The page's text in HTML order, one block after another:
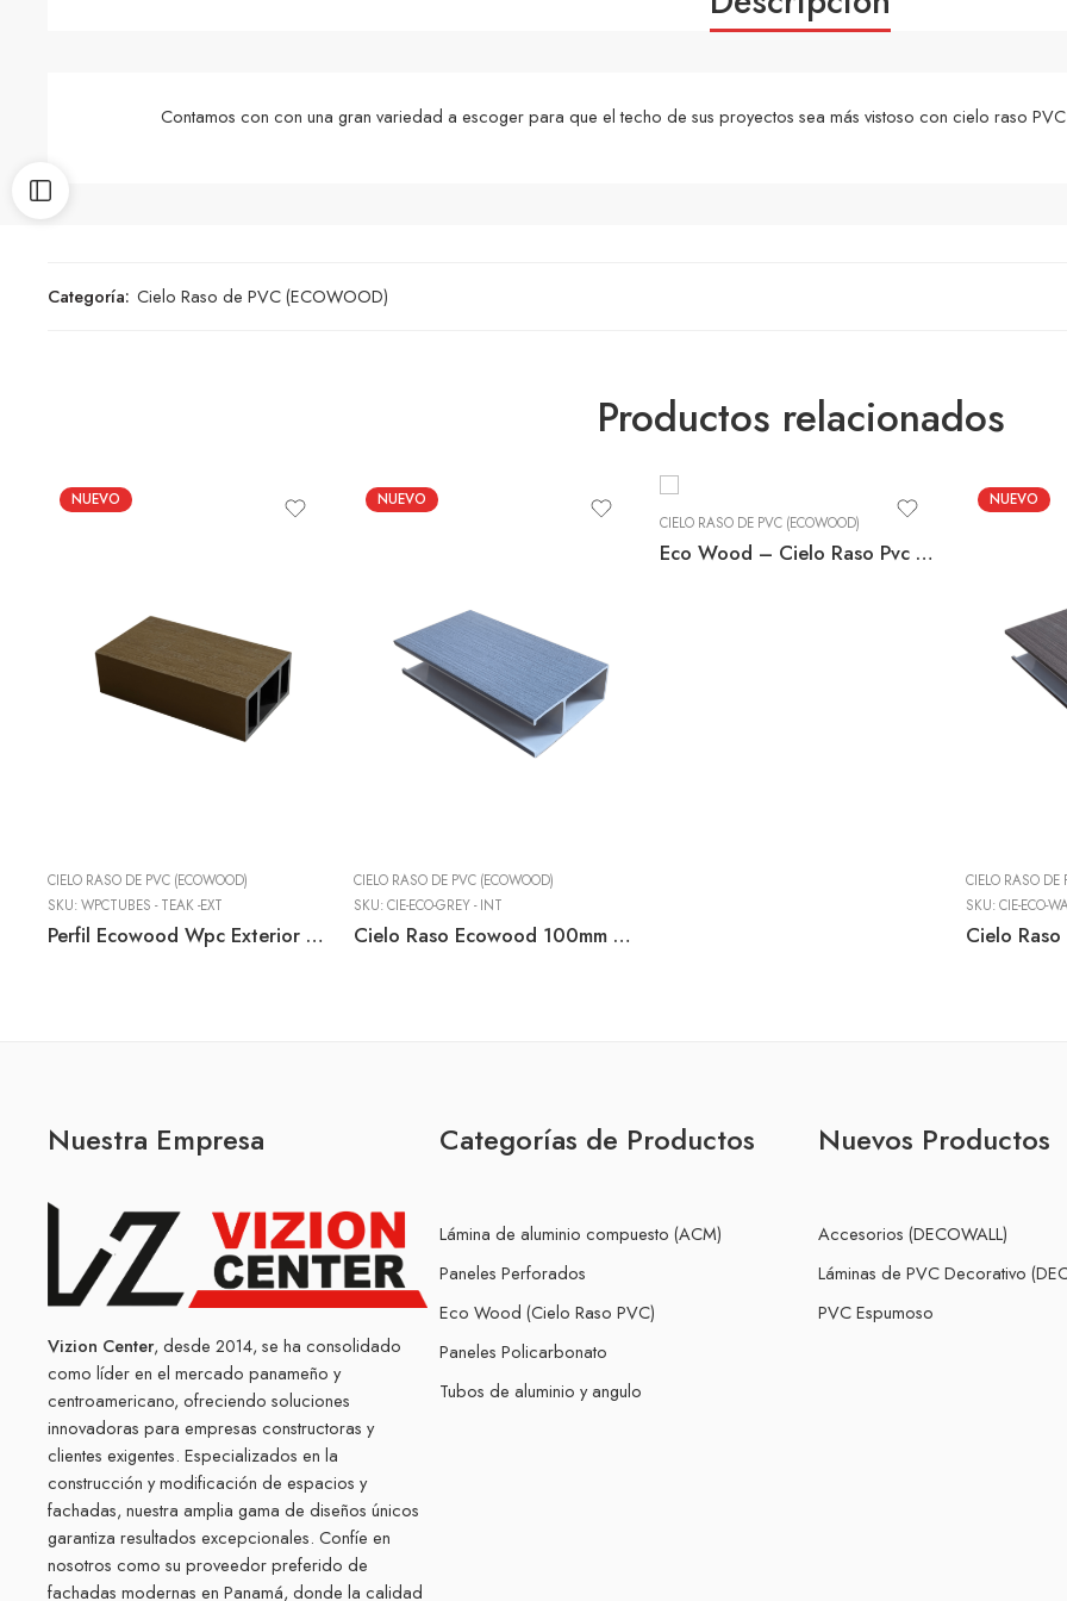
Contamos con con una gran variedad a escoger para que el techo de sus proyectos sea más vistoso con cielo raso
Categoría: Cielo Raso de PVC (ECOWOOD)
Productos relacionados
NUEVO
CIELO RASO DE PVC (ECOWOOD)
SKU:WPCTUBES - TEAK -EXT
Perfil Ecowood Wpc Exterior 50mm X 100 Mm X 2900 Mm Teak – Cielo Raso Exterior
NUEVO
CIELO RASO DE PVC (ECOWOOD)
SKU:CIE-ECO-GREY - INT
Cielo Raso Ecowood 100mm X 40mm X 2900mm Wood Light Grey – Cielo Raso Interior
CIELO RASO DE PVC (ECOWOOD)
Eco Wood – Cielo Raso Pvc Walnut
NUEVO
CIELO RASO DE
SKU:CIE-ECO-
Nuestra Empresa
Vizion Center, desde 2014, se ha consolidado
como líder en el mercado panameño y
centroamericano, ofreciendo soluciones
innovadoras para empresas constructoras y
clientes exigentes. Especializados en la
construcción y modificación de espacios y
fachadas, nuestra amplia gama de diseños únicos
garantiza resultados excepcionales. Confíe en
nosotros como su proveedor preferido de
fachadas modernas en Panamá, donde la calidad
Categorías de Productos
Lámina de aluminio compuesto (ACM)
Paneles Perforados
Eco Wood (Cielo Raso PVC)
Paneles Policarbonato
Tubos de aluminio y angulo
Nuevos Productos
Accesorios (DECOWALL)
Láminas de PVC Decorativo
PVC Espumoso